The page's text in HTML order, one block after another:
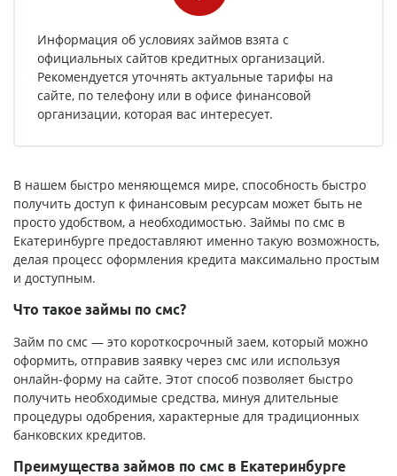
Информация об условиях займов взята с
официальных сайтов кредитных организаций.
Рекомендуется уточнять актуальные тарифы на
сайте, по телефону или в офисе финансовой
организации, которая вас интересует.
В нашем быстро меняющемся мире, способность быстро
получить доступ к финансовым ресурсам может быть не
просто удобством, а необходимостью. Займы по смс в
Екатеринбурге предоставляют именно такую возможность,
делая процесс оформления кредита максимально простым
и доступным.
Что такое займы по смс?
Займ по смс — это короткосрочный заем, который можно
оформить, отправив заявку через смс или используя
онлайн-форму на сайте. Этот способ позволяет быстро
получить необходимые средства, минуя длительные
процедуры одобрения, характерные для традиционных
банковских кредитов.
Преимущества займов по смс в Екатеринбурге